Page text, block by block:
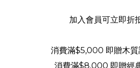
加入會員可立即折
消費滿$5,000 即贈木質
消費滿$8,000 即贈經